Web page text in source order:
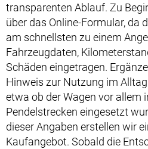
transparenten Ablauf. Zu
über das Online-Formular, da
am schnellsten zu einem
Fahrzeugdaten,
Schäden eingetragen.
Hinweis zur Nutzung im
etwa ob der Wagen vor allem
Pendelstrecken eingesetzt
dieser Angaben erstellen wir
Kaufangebot. Sobald die